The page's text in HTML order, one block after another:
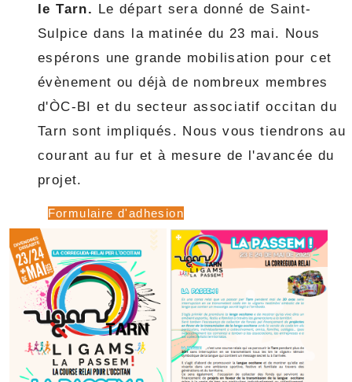
le Tarn. Le départ sera donné de Saint-
Sulpice dans la matinée du 23 mai. Nous
espérons une grande mobilisation pour cet
évènement ou déjà de nombreux membres
d'ÒC-BI et du secteur associatif occitan du
Tarn sont impliqués. Nous vous tiendrons au
courant au fur et à mesure de l'avancée du
projet.
Formulaire d'adhesion